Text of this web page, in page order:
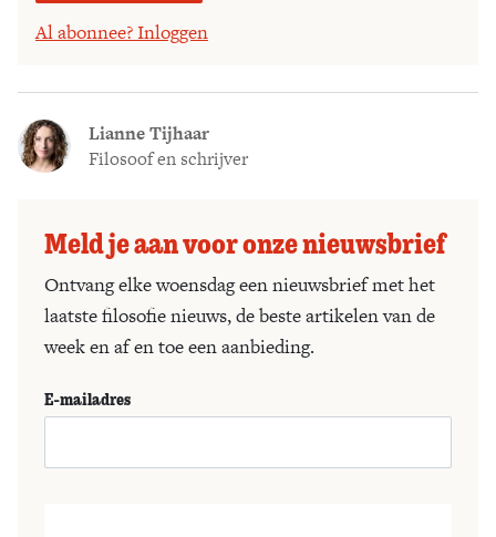
Al abonnee? Inloggen
Lianne Tijhaar
Filosoof en schrijver
Meld je aan voor onze nieuwsbrief
Ontvang elke woensdag een nieuwsbrief met het
laatste filosofie nieuws, de beste artikelen van de
week en af en toe een aanbieding.
E-mailadres